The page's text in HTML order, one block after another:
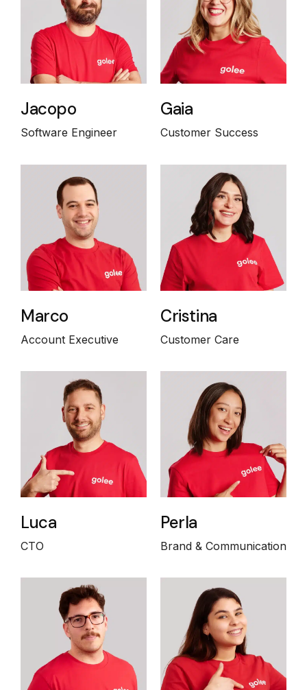
Jacopo
Software Engineer
Gaia
Customer Success
Marco
Account Executive
Cristina
Customer Care
Luca
CTO
Perla
Brand & Communication